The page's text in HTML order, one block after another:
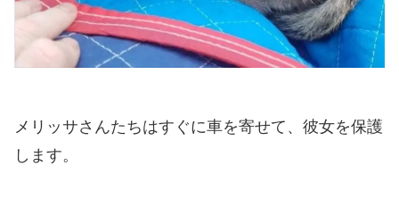
メリッサさんたちはすぐに車を寄せて、彼女を保護
します。